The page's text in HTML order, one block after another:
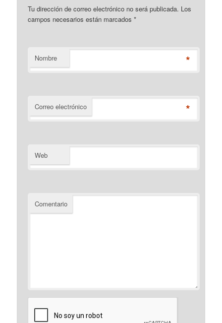
Tu dirección de correo electrónico no será publicada. Los
campos necesarios están marcados*
Nombre *
Correo electrónico *
Web
Comentario